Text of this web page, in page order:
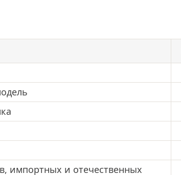
импортных и отечественных